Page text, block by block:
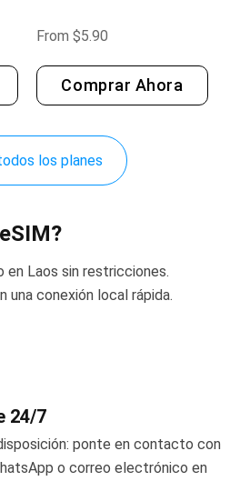
From $5.90
Comprar Ahora
los planes
Laos sin restricciones.
una conexión local rápida.
24/7
ponte en contacto con
o correo electrónico en